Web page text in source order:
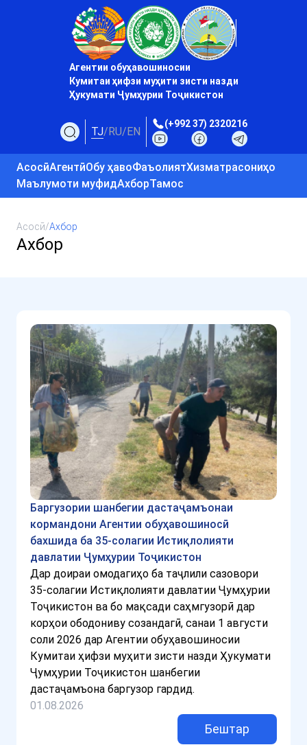
Агентии обуҳавошиносии
Кумитаи ҳифзи муҳити зисти назди
Ҳукумати Ҷумҳурии Тоҷикистон
TJ/RU/EN
(+992 37) 2320216
АсосӣАгентӣОбу ҳавоФаъолиятХизматрасониҳо
Маълумоти муфидАхборТамос
Асосӣ/Ахбор
Ахбор
Баргузории шанбегии дастаҷамъонаи
кормандони Агентии обуҳавошиносӣ
бахшида ба 35-солагии Истиқлолияти
давлатии Ҷумҳурии Тоҷикистон
Дар доираи омодагиҳо ба таҷлили сазовори
35-солагии Истиқлолияти давлатии Ҷумҳурии
Тоҷикистон ва бо мақсади саҳмгузорӣ дар
корҳои ободониву созандагӣ, санаи 1 августи
соли 2026 дар Агентии обуҳавошиносии
Кумитаи ҳифзи муҳити зисти назди Ҳукумати
Ҷумҳурии Тоҷикистон шанбегии
дастаҷамъона баргузор гардид.
01.08.2026
Бештар